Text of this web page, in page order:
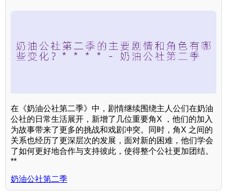
在《奶油公社第二季》中，剧情继续围绕主人公们在奶油
公社的日常生活展开，新增了几位重要角X ，他们的加入
为故事带来了更多的挑战和戏剧冲突。同时，角X 之间的
关系也经历了更深层次的发展，面对新的困难，他们学会
了如何更好地合作与支持彼此，使得整个公社更加团结。
**
奶油公社第二季